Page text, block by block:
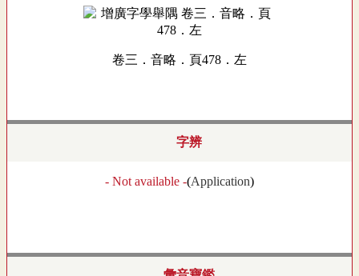
卷三．音略．頁478．左
字辨
- Not available -(Application)